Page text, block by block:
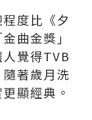
度比《夕
曲金獎」
覺得TVB
著歲月洗
顯經典。